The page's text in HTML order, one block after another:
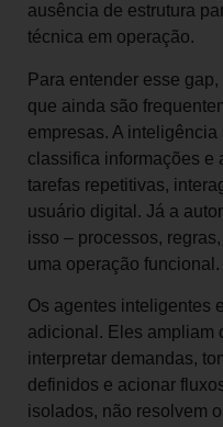
ausência de estrutura
técnica em operação.
Para entender esse
que ainda são
empresas. A
classifica informações e
tarefas repetitivas,
usuário digital. Já a
isso – processos,
uma operação funcional.
Os agentes inteligentes
adicional. Eles ampliam
interpretar demandas,
definidos e acionar
isolados, não resolvem